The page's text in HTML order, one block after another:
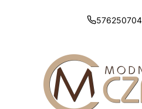
576250704